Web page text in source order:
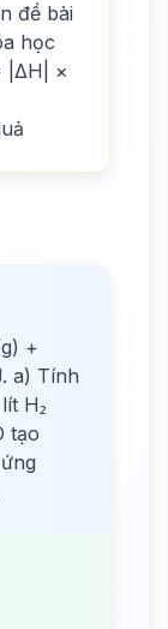
đề bài
học
|ΔH| ×
+
a) Tính
H₂
tạo